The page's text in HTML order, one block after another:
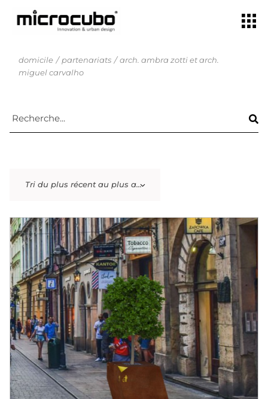
domicile partenariats
arch. ambra zotti et arch.
miguel carvalho
Tri du plus récent au plus ancien